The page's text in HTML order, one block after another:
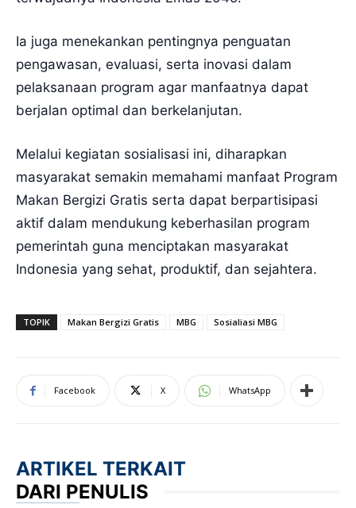
Ia juga menekankan pentingnya penguatan
pengawasan, evaluasi, serta inovasi dalam
pelaksanaan program agar manfaatnya dapat
berjalan optimal dan berkelanjutan.
Melalui kegiatan sosialisasi ini, diharapkan
masyarakat semakin memahami manfaat Program
Makan Bergizi Gratis serta dapat berpartisipasi
aktif dalam mendukung keberhasilan program
pemerintah guna menciptakan masyarakat
Indonesia yang sehat, produktif, dan sejahtera.
TOPIK Makan Bergizi Gratis MBG Sosialiasi MBG
Facebook X WhatsApp
ARTIKEL TERKAIT
DARI PENULIS